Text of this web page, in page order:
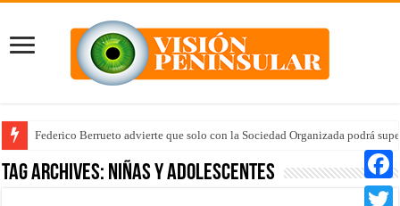
Federico Berrueto advierte que solo con la Sociedad Organizada podrá
Tag Archives: niñas y adolescentes